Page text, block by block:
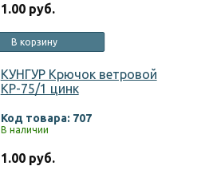
1.00 руб.
В корзину
КУНГУР Крючок ветровой
КР-75/1 цинк
Код товара: 707
В наличии
1.00 руб.